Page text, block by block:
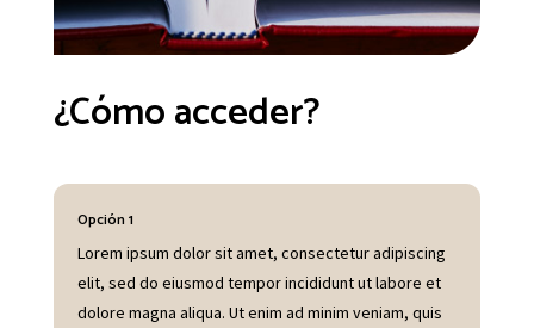
¿Cómo acceder?
Opción 1
Lorem ipsum dolor sit amet, consectetur adipiscing
elit, sed do eiusmod tempor incididunt ut labore et
dolore magna aliqua. Ut enim ad minim veniam, quis